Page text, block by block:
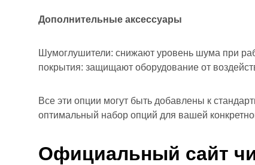
Дополнительные аксессуары
Шумоглушители: снижают уровень шума при
покрытия: защищают оборудование от
Все эти опции могут быть добавлены к
оптимальный набор опций для вашей
Официальный сайт